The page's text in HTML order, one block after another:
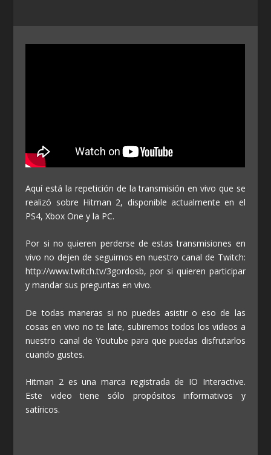
Aquí está la repetición de la transmisión en vivo que se
realizó sobre Hitman 2, disponible actualmente en el
PS4, Xbox One y la PC.
Por si no quieren perderse de estas transmisiones en
vivo no dejen de seguirnos en nuestro canal de Twitch:
http://www.twitch.tv/3gordosb, por si quieren participar
y mandar sus preguntas en vivo.
De todas maneras si no puedes asistir o eso de las
cosas en vivo no te late, subiremos todos los videos a
nuestro canal de Youtube para que puedas disfrutarlos
cuando gustes.
Hitman 2 es una marca registrada de IO Interactive.
Este video tiene sólo propósitos informativos y
satíricos.